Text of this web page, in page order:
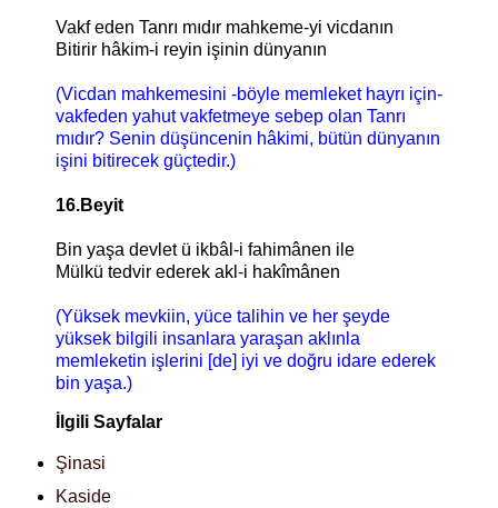
Vakf eden Tanrı mıdır mahkeme-yi vicdanın
Bitirir hâkim-i reyin işinin dünyanın
(Vicdan mahkemesini -böyle memleket hayrı için-
vakfeden yahut vakfetmeye sebep olan Tanrı
mıdır? Senin düşüncenin hâkimi, bütün dünyanın
işini bitirecek güçtedir.)
16.Beyit
Bin yaşa devlet ü ikbâl-i fahimânen ile
Mülkü tedvir ederek akl-i hakîmânen
(Yüksek mevkiin, yüce talihin ve her şeyde
yüksek bilgili insanlara yaraşan aklınla
memleketin işlerini [de] iyi ve doğru idare ederek
bin yaşa.)
İlgili Sayfalar
Şinasi
Kaside